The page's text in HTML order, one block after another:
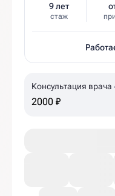
9 лет
стаж
Консультация врача
2000 ₽